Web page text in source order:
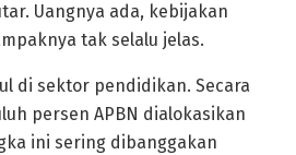
Uangnya ada, kebijakan
tak selalu jelas.
di sektor pendidikan. Secara
persen APBN dialokasikan
ini sering dibanggakan